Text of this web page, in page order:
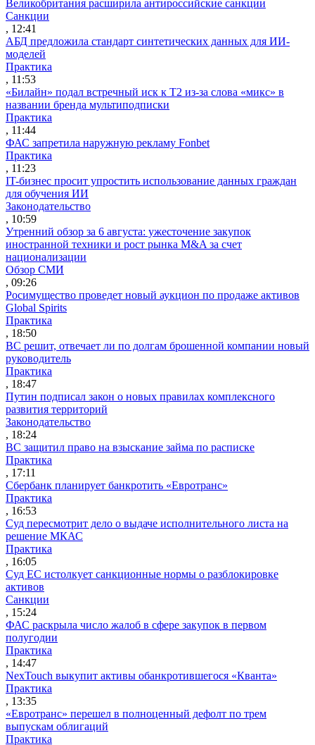
Великобритания расширила антироссийские санкции
Санкции
, 12:41
АБД предложила стандарт синтетических данных для ИИ-
моделей
Практика
, 11:53
«Билайн» подал встречный иск к Т2 из-за слова «микс» в
названии бренда мультиподписки
Практика
, 11:44
ФАС запретила наружную рекламу Fonbet
Практика
, 11:23
IT-бизнес просит упростить использование данных граждан
для обучения ИИ
Законодательство
, 10:59
Утренний обзор за 6 августа: ужесточение закупок
иностранной техники и рост рынка M&A за счет
национализации
Обзор СМИ
, 09:26
Росимущество проведет новый аукцион по продаже активов
Global Spirits
Практика
, 18:50
ВС решит, отвечает ли по долгам брошенной компании новый
руководитель
Практика
, 18:47
Путин подписал закон о новых правилах комплексного
развития территорий
Законодательство
, 18:24
ВС защитил право на взыскание займа по расписке
Практика
, 17:11
Сбербанк планирует банкротить «Евротранс»
Практика
, 16:53
Суд пересмотрит дело о выдаче исполнительного листа на
решение МКАС
Практика
, 16:05
Суд ЕС истолкует санкционные нормы о разблокировке
активов
Санкции
, 15:24
ФАС раскрыла число жалоб в сфере закупок в первом
полугодии
Практика
, 14:47
NexTouch выкупит активы обанкротившегося «Кванта»
Практика
, 13:35
«Евротранс» перешел в полноценный дефолт по трем
выпускам облигаций
Практика